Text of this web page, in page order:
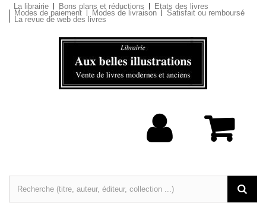
La librairie Bons plans et réductions Etats des livres
Modes de paiement Modes de livraison Satisfait ou remboursé
La revue de web des livres